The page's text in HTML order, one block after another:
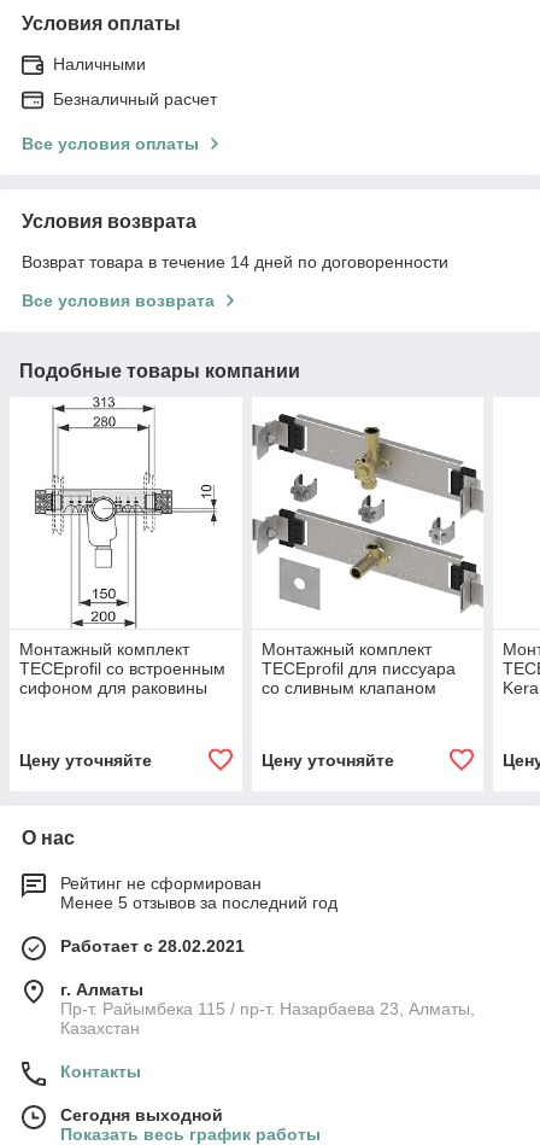
Условия оплаты
Наличными
Безналичный расчет
Все условия оплаты
Условия возврата
Возврат товара в течение 14 дней по договоренности
Все условия возврата
Подобные товары компании
Монтажный комплект
TECEprofil со встроенным
сифоном для раковины
Цену уточняйте
Монтажный комплект
TECEprofil для писсуара
со сливным клапаном
Цену уточняйте
О нас
Рейтинг не сформирован
Менее 5 отзывов за последний год
Работает с 28.02.2021
г. Алматы
Пр-т. Райымбека 115 / пр-т. Назарбаева 23, Алматы,
Казахстан
Контакты
Сегодня выходной
Показать весь график работы